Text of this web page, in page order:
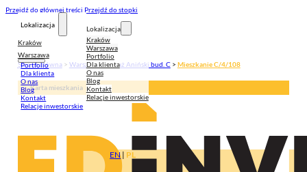
Przejdź do głównej treści Przejdź do stopki
Lokalizacja
Kraków
Warszawa
Portfolio
Dla klienta
O nas
Blog
Kontakt
Relacje inwestorskie
Lokalizacja
Kraków
Warszawa
Portfolio
Dla klienta
O nas
Blog
Kontakt
Relacje inwestorskie
EN| PL
Strona główna > Warszawa>Pasaż Aniński bud. C> Mieszkanie C/4/108
Karta mieszkania